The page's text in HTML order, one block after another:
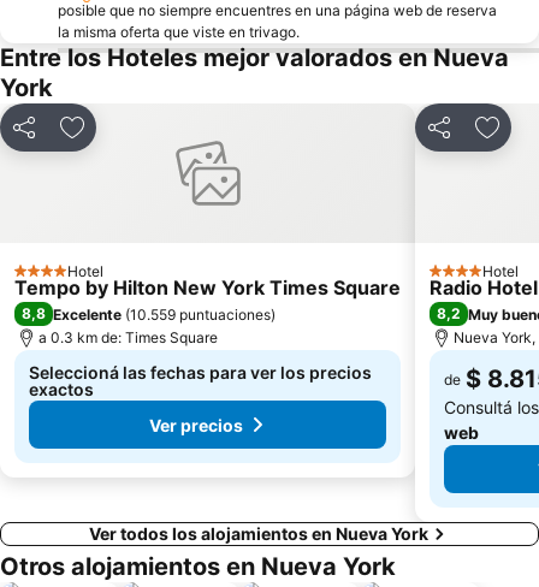
Javits Center
Manhattan Cruise Terminal
Central Park SummerStage
3rd Ave Metro Station
Bowery
Williamsburg
Aeropuerto LaGuardia
posible que no siempre encuentres en una página web de reserva
la misma oferta que viste en trivago.
Entre los Hoteles mejor valorados en Nueva
York
CompartirAñadir a favoritos
4 Estrellas
Hotel
Tempo by Hilton New York Times Square
8,8 Excelente (10.559 puntuaciones)
a 0.3 km de: Times Square
Seleccioná las fechas para ver los precios
exactos
Ver precios
Compartir
4 Estrellas
Hotel
Radio Hotel
8,2 Muy
Nueva
de $
Consultá
web
Ver todos los alojamientos en Nueva York
Otros alojamientos en Nueva York